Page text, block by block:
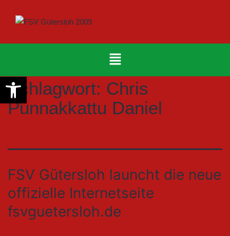
Schlagwort: Chris
Punnakkattu Daniel
FSV Gütersloh launcht die neue
offizielle Internetseite
fsvguetersloh.de
Werkzeugleiste öffnen